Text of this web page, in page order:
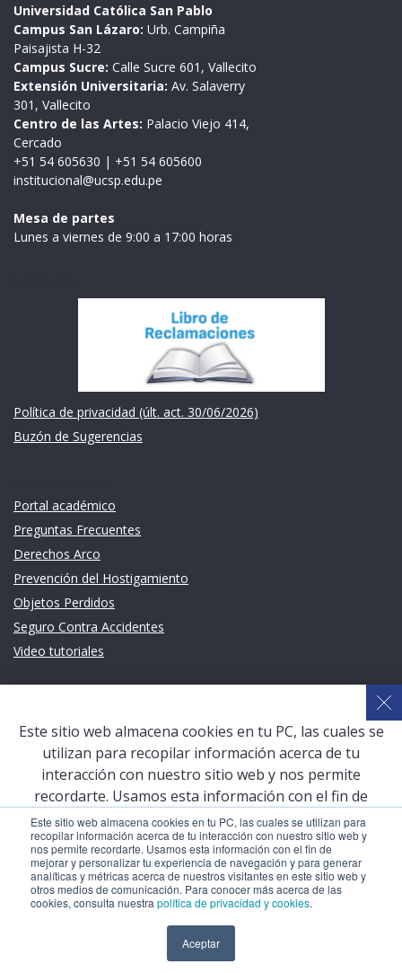
Este sitio web almacena cookies en tu PC, las cuales se utilizan para
recopilar información acerca de tu interacción con nuestro sitio web y
nos permite recordarte. Usamos esta información con el fin de
mejorar y personalizar tu experiencia de navegación y para generar
analíticas y métricas acerca de nuestros visitantes en este sitio web y
otros medios de comunicación. Para conocer más acerca de las
cookies, consulta nuestra política de privacidad y cookies.
Aceptar
Universidad Católica San Pablo
Campus San Lázaro: Urb. Campiña
Paisajista H-32
Campus Sucre: Calle Sucre 601, Vallecito
Extensión Universitaria: Av. Salaverry
301, Vallecito
Centro de las Artes: Palacio Viejo 414,
Cercado
+51 54 605630 | +51 54 605600
institucional@ucsp.edu.pe
Mesa de partes
Lunes a viernes de 9:00 a 17:00 horas
Política de privacidad (últ. act. 30/06/2026)
Buzón de Sugerencias
Portal académico
Preguntas Frecuentes
Derechos Arco
Prevención del Hostigamiento
Objetos Perdidos
Seguro Contra Accidentes
Video tutoriales
Sistema de Gestión Académica (SGA)
Defensoría Universitaria
Terceros vinculados
San Pablo Mail
Aula Virtual Pregrado
Aula Virtual Postgrado
COPYRIGHT © 2026 Universidad Católica San Pablo – RUC:
20327998413
Este sitio web almacena cookies en tu PC, las cuales se
utilizan para recopilar información acerca de tu
interacción con nuestro sitio web y nos permite
recordarte. Usamos esta información con el fin de
mejorar y personalizar tu experiencia de navegación y
para generar analíticas y métricas acerca de nuestros
visitantes en este sitio web y otros medios de
comunicación. Para conocer más acerca de las cookies,
consulta nuestrapolítica de privacidad y cookies
Aceptar